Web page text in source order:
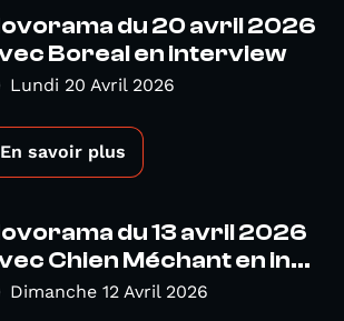
du 20 avril 2026
Boreal en interview
Lundi 20 Avril 2026
En savoir plus
du 13 avril 2026
Chien Méchant en in...
Dimanche 12 Avril 2026